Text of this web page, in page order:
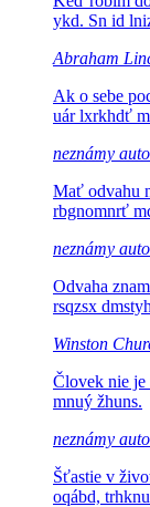
ykd. Sn id
Abraham
Ak o sebe
uár lxrkhdť
neznámy
Mať odvahu
rbgnomnrť
neznámy
Odvaha
rsqzsx
Winston
Človek nie
mnuý žhuns.
neznámy
Šťastie v
oqábd,